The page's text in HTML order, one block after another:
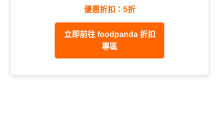
優惠折扣：5折
立即前往 foodpanda 折扣
專區